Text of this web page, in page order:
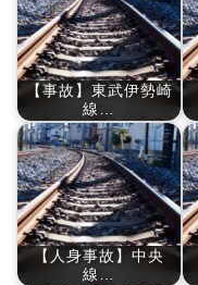
【事故】東武伊勢崎
線…
【人身事故】中央
線…